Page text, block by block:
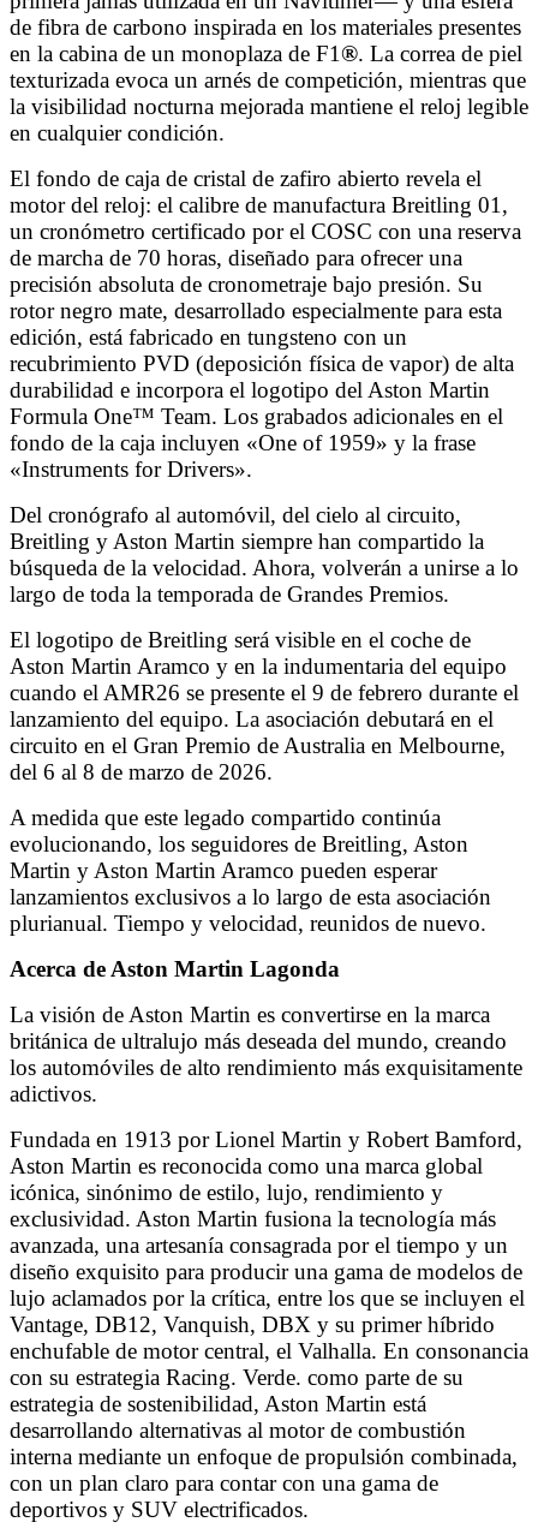
de fibra de carbono inspirada en los materiales presentes
en la cabina de un monoplaza de F1®. La correa de piel
texturizada evoca un arnés de competición, mientras que
la visibilidad nocturna mejorada mantiene el reloj legible
en cualquier condición.
El fondo de caja de cristal de zafiro abierto revela el
motor del reloj: el calibre de manufactura Breitling 01,
un cronómetro certificado por el COSC con una reserva
de marcha de 70 horas, diseñado para ofrecer una
precisión absoluta de cronometraje bajo presión. Su
rotor negro mate, desarrollado especialmente para esta
edición, está fabricado en tungsteno con un
recubrimiento PVD (deposición física de vapor) de alta
durabilidad e incorpora el logotipo del Aston Martin
Formula One™ Team. Los grabados adicionales en el
fondo de la caja incluyen «One of 1959» y la frase
«Instruments for Drivers».
Del cronógrafo al automóvil, del cielo al circuito,
Breitling y Aston Martin siempre han compartido la
búsqueda de la velocidad. Ahora, volverán a unirse a lo
largo de toda la temporada de Grandes Premios.
El logotipo de Breitling será visible en el coche de
Aston Martin Aramco y en la indumentaria del equipo
cuando el AMR26 se presente el 9 de febrero durante el
lanzamiento del equipo. La asociación debutará en el
circuito en el Gran Premio de Australia en Melbourne,
del 6 al 8 de marzo de 2026.
A medida que este legado compartido continúa
evolucionando, los seguidores de Breitling, Aston
Martin y Aston Martin Aramco pueden esperar
lanzamientos exclusivos a lo largo de esta asociación
plurianual. Tiempo y velocidad, reunidos de nuevo.
Acerca de Aston Martin Lagonda
La visión de Aston Martin es convertirse en la marca
británica de ultralujo más deseada del mundo, creando
los automóviles de alto rendimiento más exquisitamente
adictivos.
Fundada en 1913 por Lionel Martin y Robert Bamford,
Aston Martin es reconocida como una marca global
icónica, sinónimo de estilo, lujo, rendimiento y
exclusividad. Aston Martin fusiona la tecnología más
avanzada, una artesanía consagrada por el tiempo y un
diseño exquisito para producir una gama de modelos de
lujo aclamados por la crítica, entre los que se incluyen el
Vantage, DB12, Vanquish, DBX y su primer híbrido
enchufable de motor central, el Valhalla. En consonancia
con su estrategia Racing. Verde. como parte de su
estrategia de sostenibilidad, Aston Martin está
desarrollando alternativas al motor de combustión
interna mediante un enfoque de propulsión combinada,
con un plan claro para contar con una gama de
deportivos y SUV electrificados.